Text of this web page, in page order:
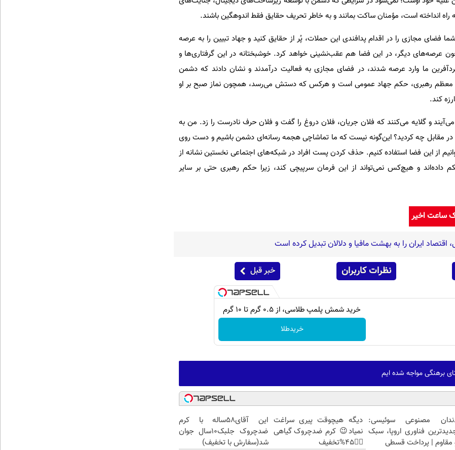
انداخته است، مؤمنان ساکت بمانند و به خاطر تحریف حقایق فقط اندوهگین باشند.
فضای مجازی را در اقدام پدافندی این حملات، پُر از حقایق کنید و جهاد تبیین را به عرصه
عرصه‌های دیگر، در این فضا هم عقب‌نشینی خواهد کرد. خوشبختانه در این گرفتاری‌ها و
ما وارد عرصه شدند، در فضای مجازی به فعالیت درآمدند و نشان دادند که دشمن
رهبری، حکم جهاد عمومی است و هرکس که دستش می‌رسد، همچون نماز صبح بر او
کند.
و گلایه می‌کنند که فلان جریان، فلان دروغ را گفت و فلان حرف نادرست را زد. من به
مقابل چه کردید؟ این‌گونه نیست که ما تماشاچی هجمه رسانه‌ای دشمن باشیم و دست روی
از این فضا استفاده کنیم. حذف کردن پست افراد در شبکه‌های اجتماعی نخستین نشانه از
و هیچ‌کس نمی‌تواند از این فرمان سرپیچی کند، زیرا حکم رهبری حتی بر سایر
ساعت اخیر
ایران را به بهشت مافیا و دلالان تبدیل کرده است
نظرات کاربران خبر قبل
خرید شمش پلمپ طلاسی، از ۰.۵ گرم تا ۱۰ گرم
خریدطلا
برهنگی مواجه شده ایم
مصنوعی سوئیسی:
فناوری اروپا، سبک
مقاوم | پرداخت قسطی
دیگه هیچوقت پیری سراغت
نمیاد😉 کرم ضدچروک گیاهی
👈🏻45%تخفیف
این آقای58ساله با کرم
ضدچروک جلبک10سال جوان
شد(سفارش با تخفیف)